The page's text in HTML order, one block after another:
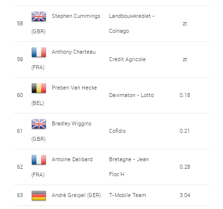
58
Stephen Cummings
(GBR)
Landbouwkrediet -
Colnago
zt
59
Anthony Charteau
(FRA)
Crédit Agricole zt
60
Preben Van Hecke
(BEL)
Davimaton - Lotto 0.18
61
Bradley Wiggins
(GBR)
Cofidis 0.21
62
Antoine Dalibard
(FRA)
Bretagne - Jean
Floc'H
0.28
63 André Greipel (GER) T-Mobile Team 3.04